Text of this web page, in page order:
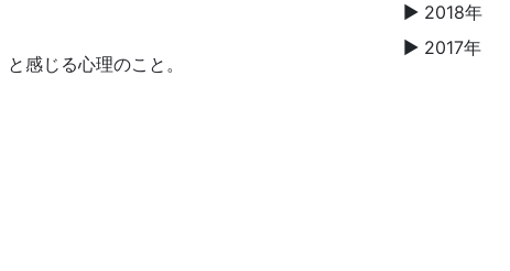
と感じる心理のこと。
▼ 2018年
▼ 2017年